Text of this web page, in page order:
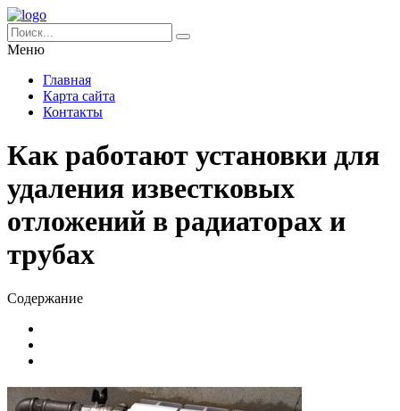
Меню
Главная
Карта сайта
Контакты
Как работают установки для
удаления известковых
отложений в радиаторах и
трубах
Содержание